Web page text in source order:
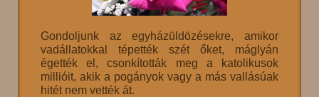
Gondoljunk az egyházüldözésekre, amikor
vadállatokkal tépették szét őket, máglyán
égették el, csonkították meg a katolikusok
millióit, akik a pogányok vagy a más vallásúak
hitét nem vették át.